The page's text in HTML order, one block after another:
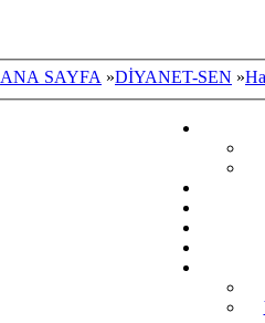
ANA SAYFA »DİYANET-SEN »